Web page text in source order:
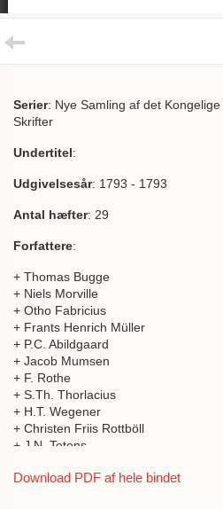
Serier: Nye Samling af det
Skrifter
Undertitel:
Udgivelsesår: 1793 - 1793
Antal hæfter: 29
Forfattere:
+ Thomas Bugge
+ Niels Morville
+ Otho Fabricius
+ Frants Henrich Müller
+ P.C. Abildgaard
+ Jacob Mumsen
+ F. Rothe
+ S.Th. Thorlacius
+ H.T. Wegener
+ Christen Friis Rottböll
+ J.N. Tetens
+ H. Strøm
Download PDF af hele bindet